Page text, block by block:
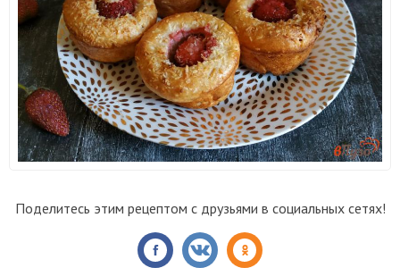
Поделитесь этим рецептом с друзьями в социальных сетях!